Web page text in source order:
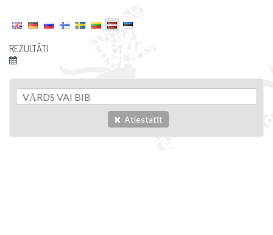
REZULTĀTI
Atiestatīt